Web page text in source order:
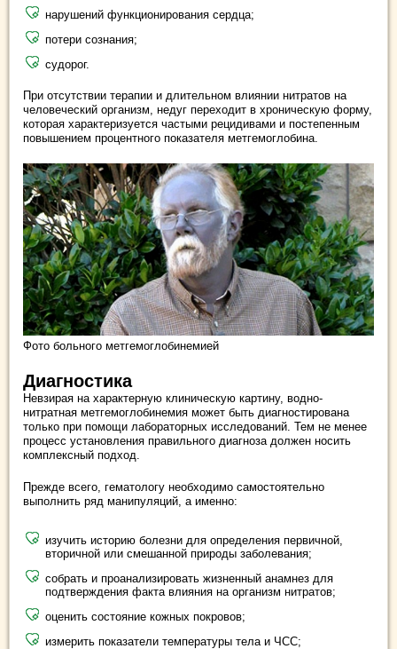
нарушений функционирования сердца;
потери сознания;
судорог.
При отсутствии терапии и длительном влиянии нитратов на
человеческий организм, недуг переходит в хроническую форму,
которая характеризуется частыми рецидивами и постепенным
повышением процентного показателя метгемоглобина.
Фото больного метгемоглобинемией
Диагностика
Невзирая на характерную клиническую картину, водно-
нитратная метгемоглобинемия может быть диагностирована
только при помощи лабораторных исследований. Тем не менее
процесс установления правильного диагноза должен носить
комплексный подход.
Прежде всего, гематологу необходимо самостоятельно
выполнить ряд манипуляций, а именно:
изучить историю болезни для определения первичной,
вторичной или смешанной природы заболевания;
собрать и проанализировать жизненный анамнез для
подтверждения факта влияния на организм нитратов;
оценить состояние кожных покровов;
измерить показатели температуры тела и ЧСС;